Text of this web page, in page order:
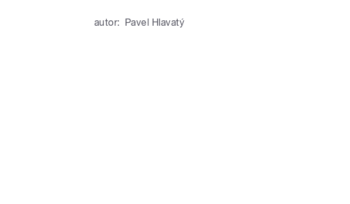
autor: Pavel Hlavatý